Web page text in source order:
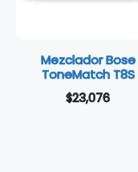
Mezclador Bose
ToneMatch T8S
$23,076